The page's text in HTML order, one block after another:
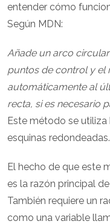
entender cómo
Según MDN:
Añade un arco
puntos de control y el
automáticamente al
recta, si es necesario
Este método se
esquinas redondeadas.
El hecho de que este
es la razón principal
También requiere un
como una variable